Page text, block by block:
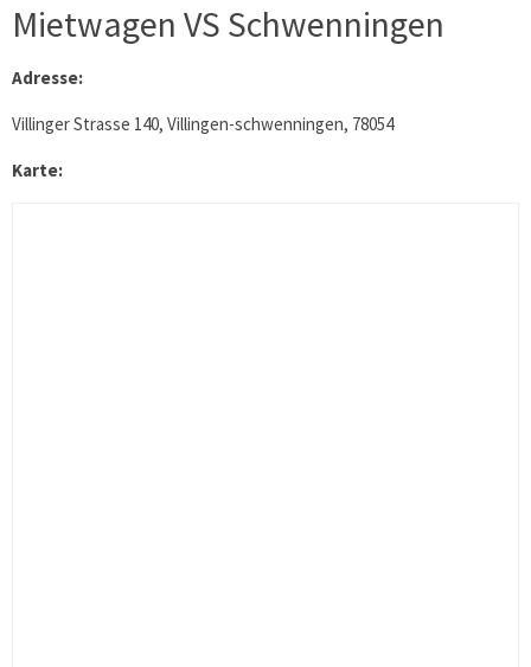
Mietwagen VS Schwenningen
Adresse:
Villinger Strasse 140, Villingen-schwenningen, 78054
Karte: